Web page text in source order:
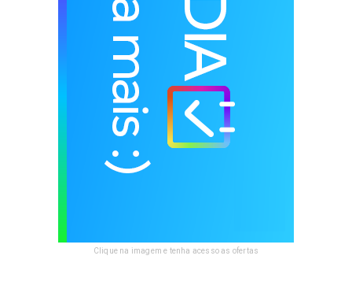
Clique na imagem e tenha acesso as ofertas